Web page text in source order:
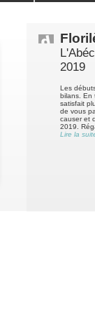
2019
Les
bilans. En
satisfait
de vous
causer et
2019.
Lire la